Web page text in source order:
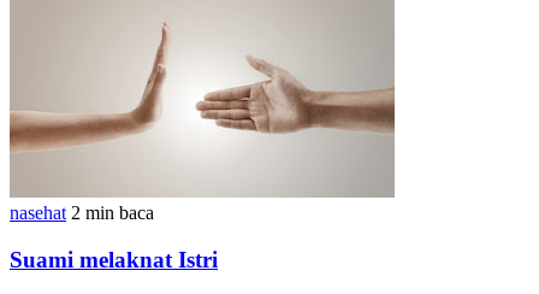
nasehat 2 min baca
Suami melaknat Istri